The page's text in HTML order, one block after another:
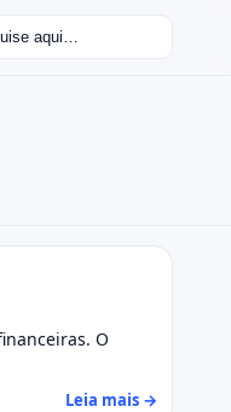
O
Leia mais →